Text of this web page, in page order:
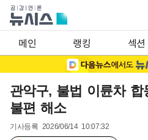
메인 랭킹 섹션
관악구, 불법 이륜차
불편 해소
기사등록 2026/06/14 10:07:32